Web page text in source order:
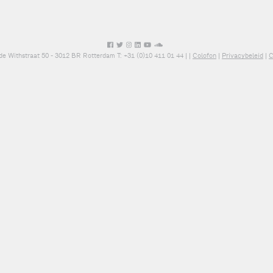
Withstraat 50 - 3012 BR Rotterdam T: +31 (0)10 411 01 44 | Colofon| Privacybeleid